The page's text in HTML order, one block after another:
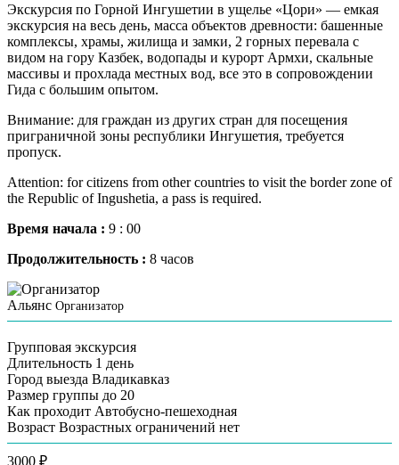
Экскурсия по Горной Ингушетии в ущелье «Цори» — емкая
экскурсия на весь день, масса объектов древности: башенные
комплексы, храмы, жилища и замки, 2 горных перевала с
видом на гору Казбек, водопады и курорт Армхи, скальные
массивы и прохлада местных вод, все это в сопровождении
Гида с большим опытом.
Внимание: для граждан из других стран для посещения
приграничной зоны республики Ингушетия, требуется
пропуск.
Attention: for citizens from other countries to visit the border zone of
the Republic of Ingushetia, a pass is required.
Время начала : 9 : 00
Продолжительность : 8 часов
Альянс Организатор
Групповая экскурсия
Длительность 1 день
Город выезда Владикавказ
Размер группы до 20
Как проходит Автобусно-пешеходная
Возраст Возрастных ограничений нет
3000 ₽